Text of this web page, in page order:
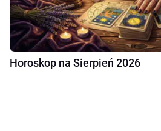
Horoskop na Sierpień 2026